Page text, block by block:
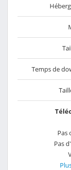
Temps de
Pas
Pas